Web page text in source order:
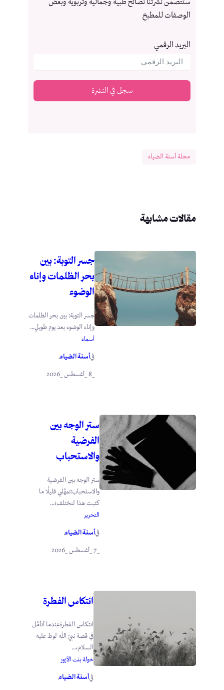
ستتصمن نشرتنا نصائح طبية وجمالية وتربوية وبعض
الوصفات للمطبخ
البريد الرقمي
سجل في النشرة
مجلة أسنة الضياء
مقالات مشابهة
جسر التوبة: بين
بحر الظلمات وإناء
الوضوء
جسر التوبة: بين بحر الظلمات
وإناء الوضوء بعد يوم طويلٍ...
أسماء
فيأسنة الضياء.
ستر الوجه بين
الفرضية
والاستحباب
ستر الوجه بين الفرضية
والاستحباب:تمهَّلي قليلًا ما
كتبت هذا لنختلف؛...
التحرير
فيأسنة الضياء.
انتكاس الفطرة
انتكاس الفطرةعندما أتأمَّل
في قصة نبيّ الله لوط عليه
السلام،...
خولة بنت الأزور
فيأسنة الضياء.